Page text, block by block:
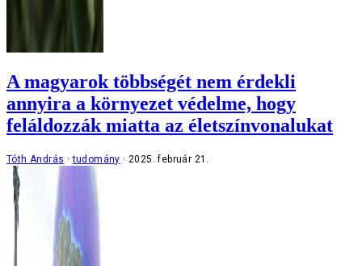
A magyarok többségét nem érdekli
annyira a környezet védelme, hogy
feláldozzák miatta az életszínvonalukat
Tóth András tudomány 2025. február 21.